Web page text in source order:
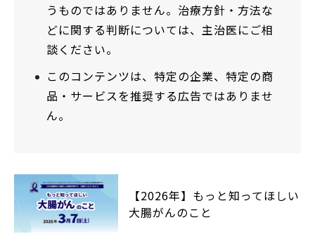
うものではありません。治療方針・方法な
どに関する判断については、主治医にご相
談ください。
このコンテンツは、特定の企業、特定の商
品・サービスを推奨する広告ではありませ
ん。
【2026年】もっと知ってほしい
大腸がんのこと